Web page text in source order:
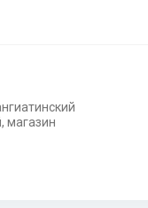
магазин